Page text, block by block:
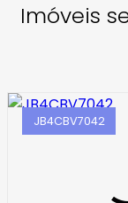
Imóveis
JB4CBV7042